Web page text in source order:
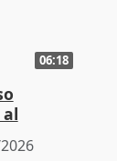
06:18